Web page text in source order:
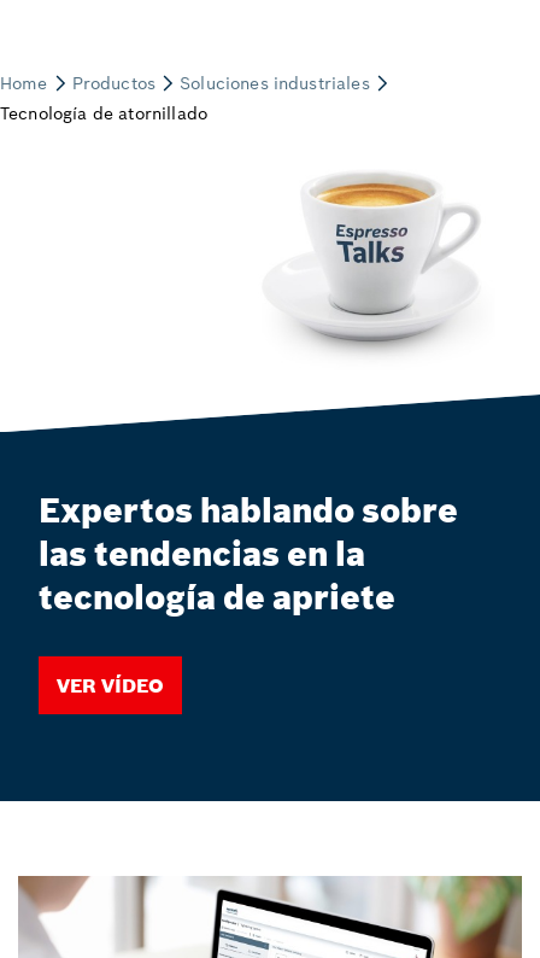
Expertos hablando sobre
las tendencias en la
tecnología de apriete
Ver vídeo